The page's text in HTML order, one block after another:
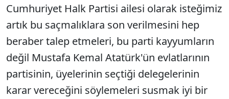
Cumhuriyet Halk Partisi ailesi olarak isteğimiz
artık bu saçmalıklara son verilmesini hep
beraber talep etmeleri, bu parti kayyumların
değil Mustafa Kemal Atatürk'ün evlatlarının
partisinin, üyelerinin seçtiği delegelerinin
karar vereceğini söylemeleri susmak iyi bir